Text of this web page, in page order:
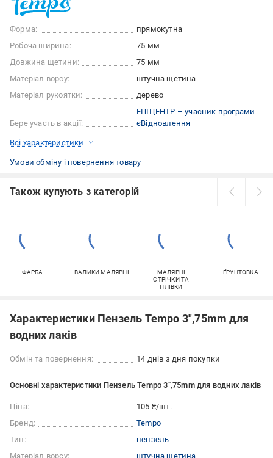
Форма:
прямокутна
Робоча ширина:
75 мм
Довжина щетини:
75 мм
Матеріал ворсу:
штучна щетина
Матеріал рукоятки:
дерево
Бере участь в акції:
ЕПІЦЕНТР – учасник програми
єВідновлення
Всі характеристики
Умови обміну і повернення товару
Також купують з категорій
ФАРБА ВАЛИКИ МАЛЯРНІ
МАЛЯРНІ
СТРІЧКИ ТА
ПЛІВКИ
ҐРУНТОВКА
Характеристики Пензель Tempo 3",75mm для
водних лаків
Обмін та повернення: 14 днів з дня покупки
Основні характеристики Пензель Tempo 3",75mm для водних лаків
Ціна:
105 ₴/шт.
Бренд:
Tempo
Тип:
пензель
Матеріал ворсу:
штучна щетина